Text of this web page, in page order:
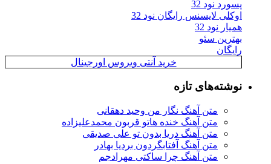
پسورد نود 32
اوکلی لایسنس رایگان نود 32
همیار نود 32
بهترین سئو
رایگان
خرید آنتی ویروس اورجینال
نوشته‌های تازه
متن آهنگ نگار من وحید دهقانی
متن آهنگ خنده هاتو قربون محمدعلیزاده
متن آهنگ دریا بدون تو علی صدیقی
متن آهنگ آفتابگردون بردیا بهادر
متن آهنگ چرا ساکتی مهرادجم